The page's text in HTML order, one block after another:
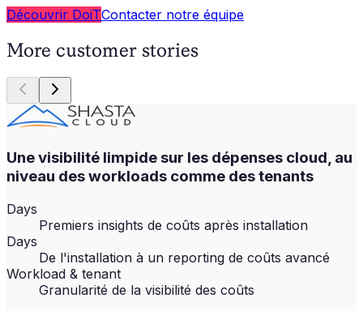
Découvrir DoiTContacter notre équipe
More customer stories
Une visibilité limpide sur les dépenses cloud, au
niveau des workloads comme des tenants
Days
Premiers insights de coûts après installation
Days
De l'installation à un reporting de coûts avancé
Workload & tenant
Granularité de la visibilité des coûts